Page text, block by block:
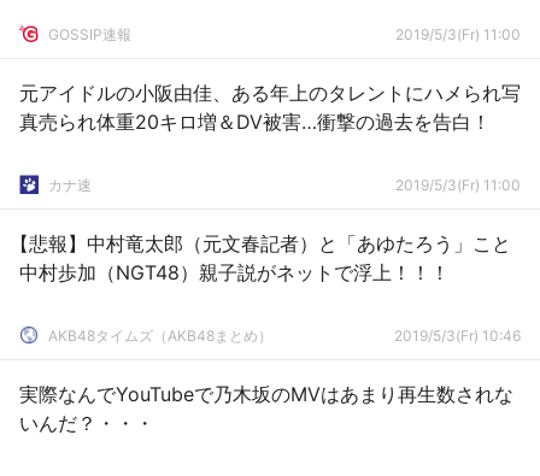
GOSSIP速報 2019/5/3(Fr) 11:00
元アイドルの小阪由佳、ある年上のタレントにハメられ写
真売られ体重20キロ増＆DV被害…衝撃の過去を告白！
カナ速 2019/5/3(Fr) 11:00
【悲報】中村竜太郎（元文春記者）と「あゆたろう」こと
中村歩加（NGT48）親子説がネットで浮上！！！
AKB48タイムズ（AKB48まとめ） 2019/5/3(Fr) 10:46
実際なんでYouTubeで乃木坂のMVはあまり再生数されな
いんだ？・・・